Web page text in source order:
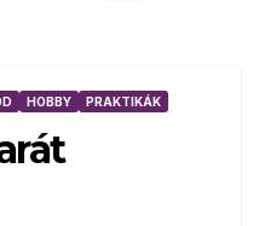
HOBBY PRAKTIKÁK